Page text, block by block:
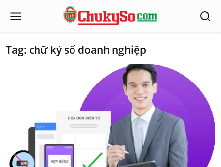
Tag: chữ ký số doanh nghiệp